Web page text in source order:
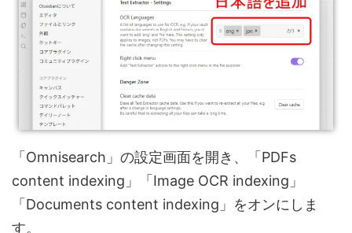
「Omnisearch」の設定画面を開き、「PDFs
content indexing」「Image OCR indexing」
「Documents content indexing」をオンにしま
す。